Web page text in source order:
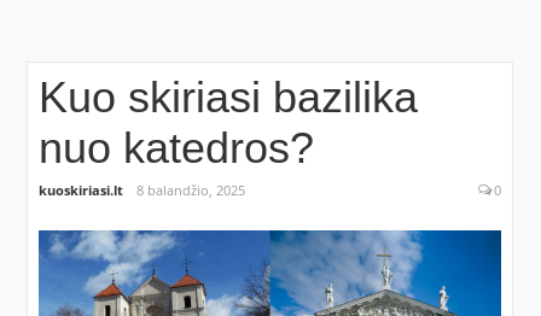
Kuo skiriasi bazilika
nuo katedros?
kuoskiriasi.lt 8 balandžio, 2025 0